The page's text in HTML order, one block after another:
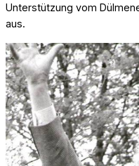
Unterstützung vom
aus.